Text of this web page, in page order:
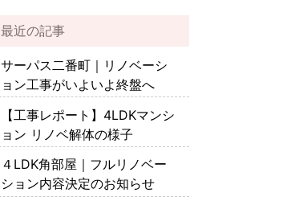
最近の記事
サーパス二番町｜リノベーシ
ョン工事がいよいよ終盤へ
【工事レポート】4LDKマンシ
ョン リノベ解体の様子
４LDK角部屋｜フルリノベー
ション内容決定のお知らせ